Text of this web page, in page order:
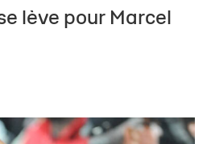
lève pour Marcel